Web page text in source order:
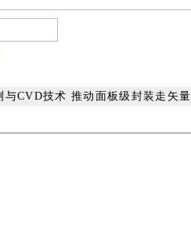
与CVD技术 推动面板级封装走矢